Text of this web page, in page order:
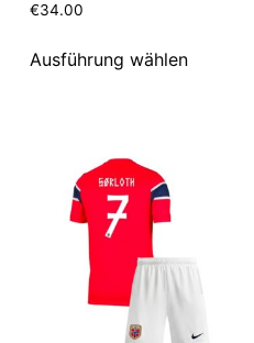
€34.00
Ausführung wählen